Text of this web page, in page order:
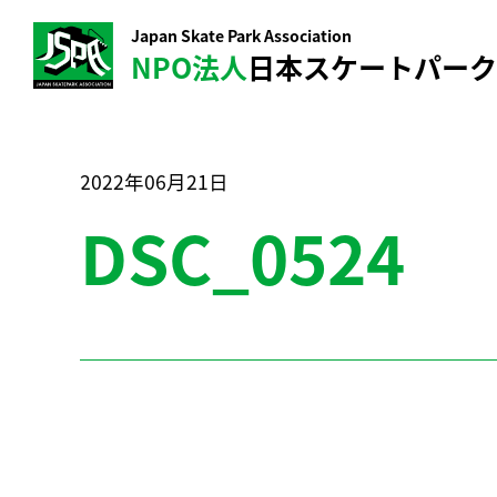
Japan Skate Park Association
NPO法人日本スケートパー
2022年06月21日
DSC_0524